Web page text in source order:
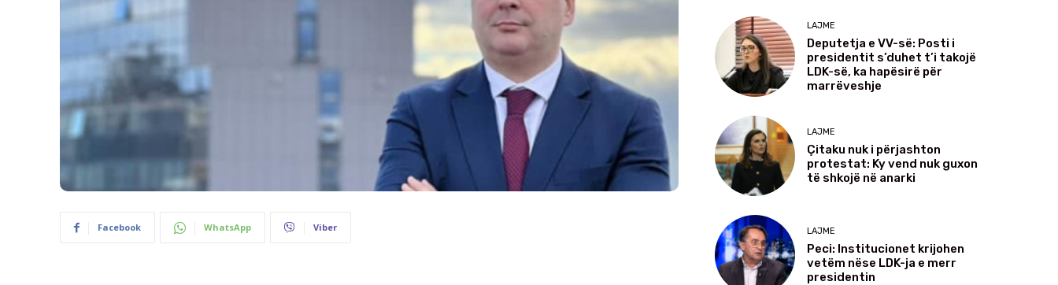
Facebook WhatsApp Viber
LAJME
Deputetja e VV-së: Posti i
presidentit s’duhet t’i takojë
LDK-së, ka hapësirë për
marrëveshje
LAJME
Çitaku nuk i përjashton
protestat: Ky vend nuk guxon
të shkojë në anarki
LAJME
Peci: Institucionet krijohen
vetëm nëse LDK-ja e merr
presidentin